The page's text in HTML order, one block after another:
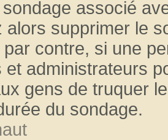
associé
alors supprimer le
contre, si une
et administrateurs
gens de truquer
du sondage.